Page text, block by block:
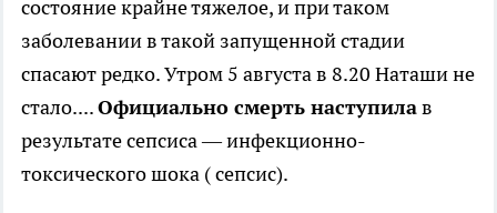
состояние крайне тяжелое, и при таком
заболевании в такой запущенной стадии
спасают редко. Утром 5 августа в 8.20 Наташи не
стало....Официально смерть наступилав
результате сепсиса — инфекционно-
токсического шока ( сепсис).